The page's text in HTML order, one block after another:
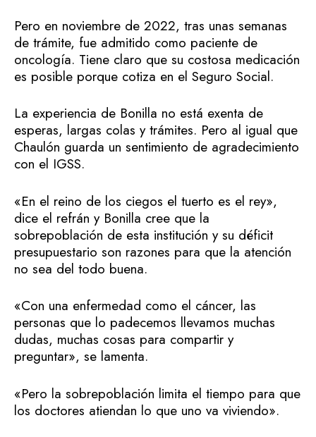
Pero en noviembre de 2022, tras unas semanas
de trámite, fue admitido como paciente de
oncología. Tiene claro que su costosa medicación
es posible porque cotiza en el Seguro Social.
La experiencia de Bonilla no está exenta de
esperas, largas colas y trámites. Pero al igual que
Chaulón guarda un sentimiento de agradecimiento
con el IGSS.
«En el reino de los ciegos el tuerto es el rey»,
dice el refrán y Bonilla cree que la
sobrepoblación de esta institución y su déficit
presupuestario son razones para que la atención
no sea del todo buena.
«Con una enfermedad como el cáncer, las
personas que lo padecemos llevamos muchas
dudas, muchas cosas para compartir y
preguntar», se lamenta.
«Pero la sobrepoblación limita el tiempo para que
los doctores atiendan lo que uno va viviendo».